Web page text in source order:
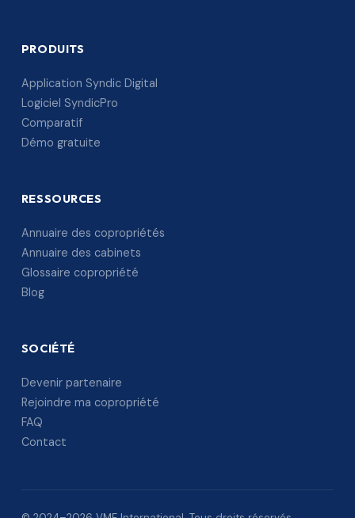
PRODUITS
Application Syndic Digital
Logiciel SyndicPro
Comparatif
Démo gratuite
RESSOURCES
Annuaire des copropriétés
Annuaire des cabinets
Glossaire copropriété
Blog
SOCIÉTÉ
Devenir partenaire
Rejoindre ma copropriété
FAQ
Contact